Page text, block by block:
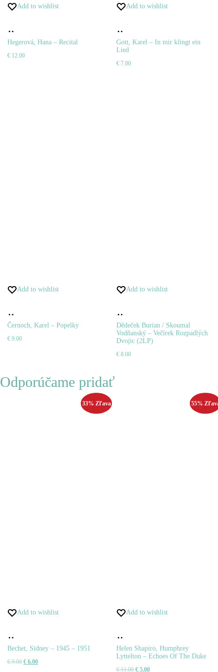
Add to wishlist
do
košíka
Hegerová, Hana – Recital
€ 12.00
Add to wishlist
do
Gott, Karel – In mir klingt ein
Lied
€ 7.00
Add to wishlist
do
košíka
Černoch, Karel – Popelky
€ 9.00
Add to wishlist
do
košíka
Dědeček Burian / Skoumal
Vodňanský – Večírek Rozpadlých
Dvojic (2LP)
€ 8.00
Odporúčame pridať
33% Zľava
Add to wishlist
do
košíka
Bechet, Sidney – 1945 – 1951
€9.00 Pôvodná
€ 6.00Aktuálna
55%
Add to wishlist
do
Helen Shapiro, Humphrey
Lyttelton – Echoes Of The Duke
€11.00 Pôvodná
€ 5.00Aktuálna